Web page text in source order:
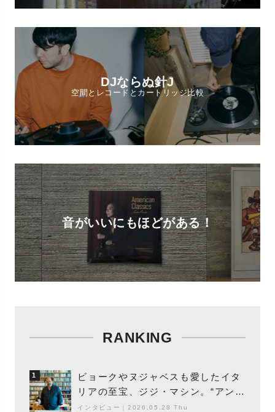
DJならぬ針J
空間とレコードとカートリッジ比較
音がいいにもほどがある！
RANKING
1
ビョークやヌジャベスも愛したイタ
リアの至宝、ジジ・マシン。“アンビ
エントの巨匠”が明かす創作の原点
インタビュー 2026.05.28 Thu